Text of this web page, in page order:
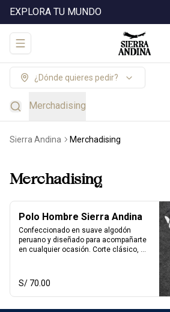
EXPLORA TU MUNDO
Abrir menu de navegación
¿Dónde quieres pedir?
Merchadising
Sierra Andina Merchadising
Merchadising
Polo Hombre Sierra Andina
Confeccionado en suave algodón
peruano y diseñado para acompañarte
en cualquier ocasión. Corte clásico,
perfecto para quienes viven la vida con
espíritu andino.
Tallas: S, M, L
S/ 70.00